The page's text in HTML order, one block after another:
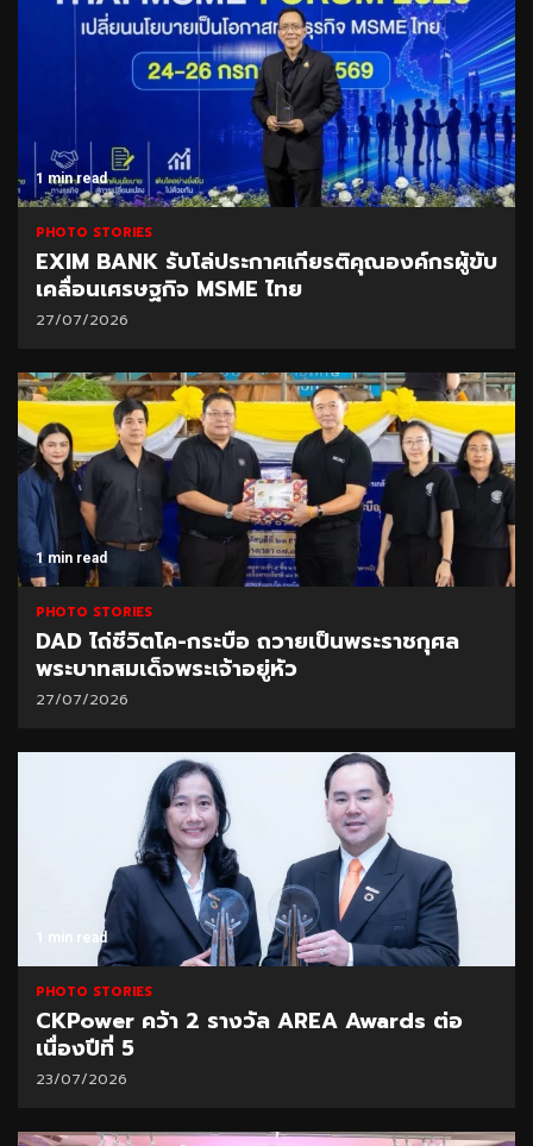
1 min read
PHOTO STORIES
EXIM BANK รับโล่ประกาศเกียรติคุณองค์กรผู้ขับ
เคลื่อนเศรษฐกิจ MSME ไทย
27/07/2026
1 min read
PHOTO STORIES
DAD ไถ่ชีวิตโค-กระบือ ถวายเป็นพระราชกุศล
พระบาทสมเด็จพระเจ้าอยู่หัว
27/07/2026
1 min read
PHOTO STORIES
CKPower คว้า 2 รางวัล AREA Awards ต่อ
เนื่องปีที่ 5
23/07/2026